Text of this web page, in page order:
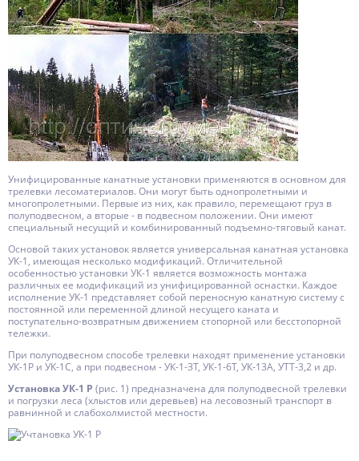
Унифицированные канатные установки применяются в основном для
трелевки лесоматериалов. Они могут быть однопролетными и
многопролетными. Первые из них, как правило, перемещают груз в
полуподвесном, а вторые - в подвесном положении. Они имеют
специальный несущий и комбинированный подъемно-тяговый канат.
Основой таких установок является универсальная канатная установка
УК-1, имеющая несколько модификаций. Отличительной
особенностью установки УК-1 является возможность монтажа
различных ее модификаций из унифицированной оснастки. Каждое
исполнение УК-1 представляет собой переносную канатную систему с
постоянной или переменной длиной несущего каната и
поступательно-возвратным движением стопорной или бесстопорной
тележки.
При полуподвесном способе трелевки находят применение установки
УК-1Р и УК-1С, а при подвесном - УК-1-ЗТ, УК-1-6Т, УК-13А, УТТ-3,2 и др.
Установка УК-1 Р (рис. 1) предназначена для полуподвесной трелевки
и погрузки леса (хлыстов или деревьев) на лесовозный транспорт в
равнинной и слабохолмистой местности.